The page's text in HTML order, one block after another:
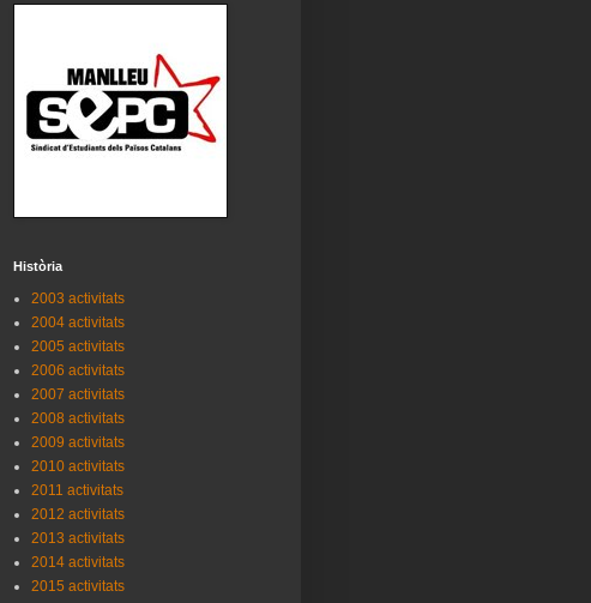
Història
2003 activitats
2004 activitats
2005 activitats
2006 activitats
2007 activitats
2008 activitats
2009 activitats
2010 activitats
2011 activitats
2012 activitats
2013 activitats
2014 activitats
2015 activitats